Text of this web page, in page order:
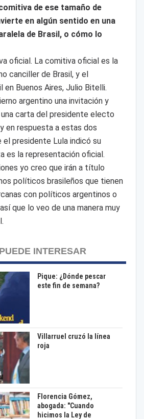
de ese tamaño de
en algún sentido en una
de Brasil, o cómo lo
oficial. La comitiva oficial es la
canciller de Brasil, y el
en Buenos Aires, Julio Bitelli.
argentino una invitación y
carta del presidente electo
en respuesta a estas dos
el presidente Lula indicó su
es la representación oficial.
yo creo que irán a título
políticos brasileños que tienen
con políticos argentinos o
que lo veo de una manera muy
INTERESAR
Pique: ¿Dónde pescar
este fin de semana?
Villarruel cruzó la línea
roja
Florencia Gómez,
abogada: "Cuando
hicimos la Ley de